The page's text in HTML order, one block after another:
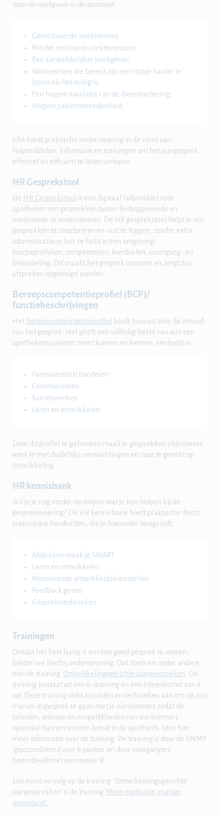
Voor de werkgever in de apotheek:
Gemotiveerde werknemers;
Minder verloop en ziekteverzuim;
Een aantrekkelijker werkgever;
Werknemers die bereid zijn een stapje harder te
lopen als het nodig is;
Een hogere kwaliteit van de dienstverlening;
Hogere patiënttevredenheid.
SBA biedt praktische ondersteuning in de vorm van
hulpmiddelen, informatie en trainingen om het jaargesprek
effectief en efficiënt te laten verlopen.
HR Gesprekstool
De HR Gesprekstool
is een digitaal hulpmiddel voor
apotheken om gesprekken tussen leidinggevende en
werknemer te ondersteunen. De HR gesprekstool helpt je om
gesprekken te structureren en vast te leggen, zonder extra
administratieve last. Je hebt in één omgeving:
functieprofielen, competenties, leerdoelen, voortgang- en
beoordeling. Dit maakt het gesprek concreet en zorgt dat
afspraken opgevolgd worden.
Beroepscompetentieprofiel (BCP)/
functiebeschrijvingen
Het beroepscompetentieprofiel
biedt houvast voor de inhoud
van het gesprek. Het geeft een volledig beeld van wat een
apothekersassistent moet kunnen en kennen, verdeeld in:
Farmaceutisch handelen
Communiceren
Samenwerken
Leren en ontwikkelen
Door dit profiel te gebruiken maak je gesprekken objectiever,
werk je met duidelijke verwachtingen en stuur je gericht op
ontwikkeling.
HR kennisbank
Wil je je nog verder verdiepen wat je kan helpen bij de
gespreksvoering? De HR kennisbank biedt praktische direct
toepasbare handvatten, die je hieronder terugvindt:
Afspraken maak je SMART
Leren en ontwikkelen
Motiverende ontwikkeldoelen stellen
Feedback geven
Gesprekstechnieken
Trainingen
Omdat het best lastig is om een goed gesprek te voeren,
bieden we hierbij ondersteuning. Dat doen we onder andere
met de training 'Ontwikkelingsgerichte jaargesprekken'. De
training bestaat uit een e-learning en een bijeenkomst van 6
uur. Deze training reikt inzichten en technieken aan om op zo’n
manier in gesprek te gaan met je werknemers zodat de
talenten, wensen en mogelijkheden van werknemers
optimaal kunnen worden benut in de apotheek. Lees hier
meer informatie over de training. De training is door de KNMP
geaccrediteerd voor 8 punten en door voorgangers
beoordeeld met een mooie 8!
Een mooi vervolg op de training ‘Ontwikkelingsgerichte
jaargesprekken’ is de training 'Meer motivatie, minder
weerstand'.